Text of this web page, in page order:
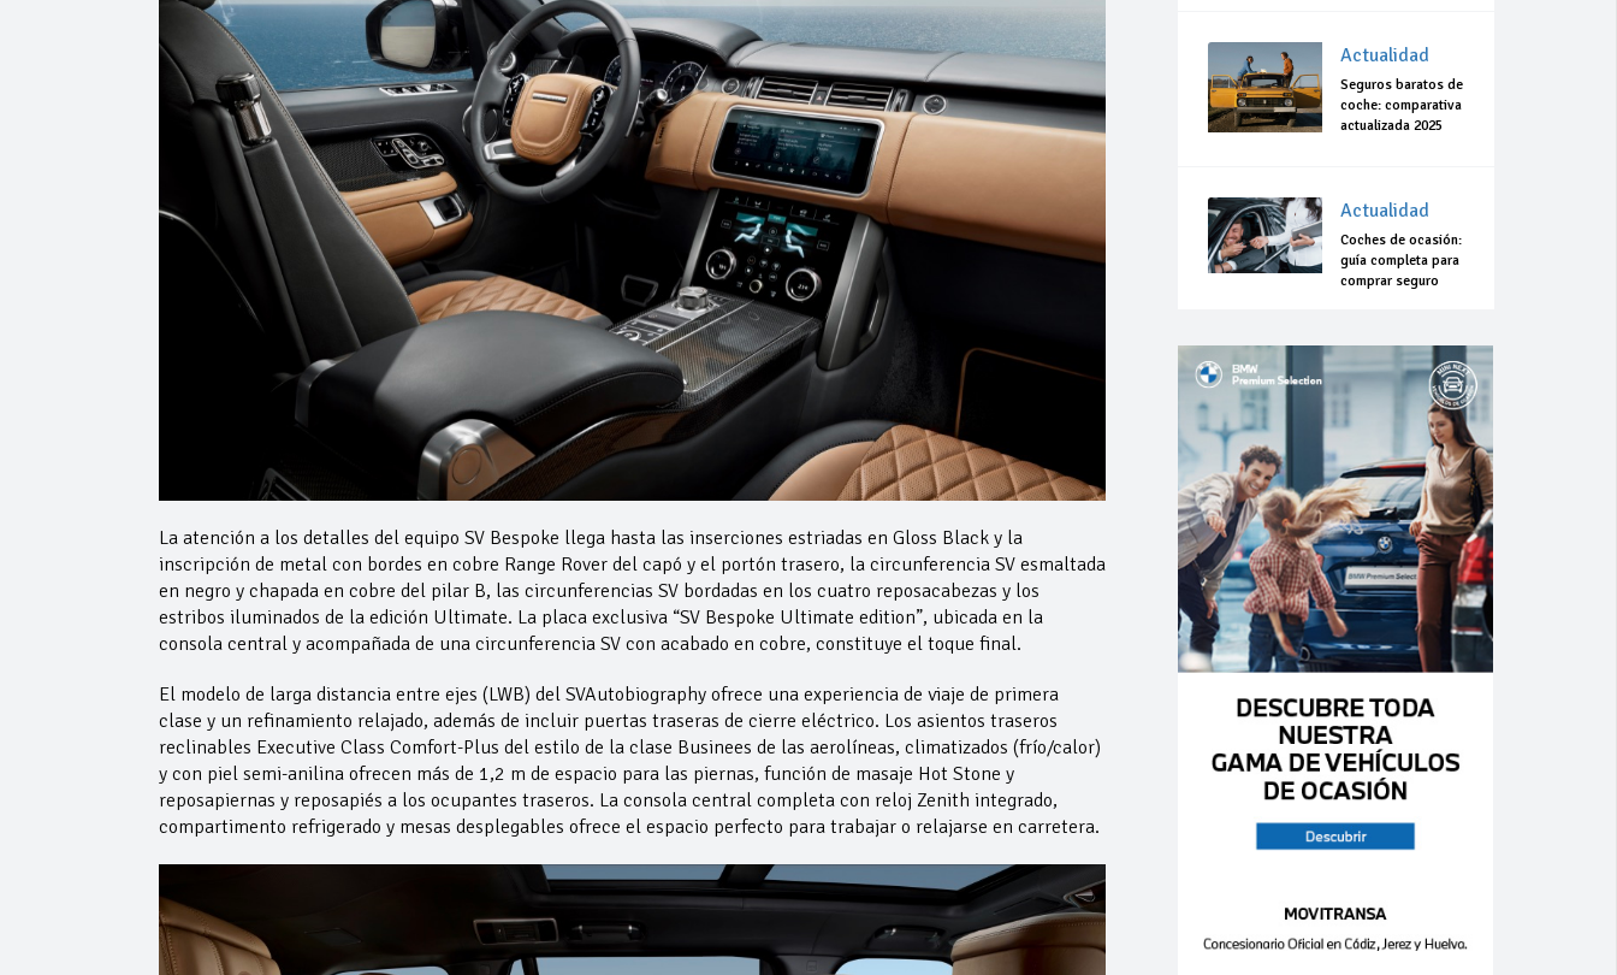
La atención a los detalles del equipo SV Bespoke llega hasta las inserciones estriadas en Gloss Black y la
inscripción de metal con bordes en cobre Range Rover del capó y el portón trasero, la circunferencia SV esmaltada
en negro y chapada en cobre del pilar B, las circunferencias SV bordadas en los cuatro reposacabezas y los
estribos iluminados de la edición Ultimate. La placa exclusiva “SV Bespoke Ultimate edition”, ubicada en la
consola central y acompañada de una circunferencia SV con acabado en cobre, constituye el toque final.
El modelo de larga distancia entre ejes (LWB) del SVAutobiography ofrece una experiencia de viaje de primera
clase y un refinamiento relajado, además de incluir puertas traseras de cierre eléctrico. Los asientos traseros
reclinables Executive Class Comfort-Plus del estilo de la clase Businees de las aerolíneas, climatizados (frío/calor)
y con piel semi-anilina ofrecen más de 1,2 m de espacio para las piernas, función de masaje Hot Stone y
reposapiernas y reposapiés a los ocupantes traseros. La consola central completa con reloj Zenith integrado,
compartimento refrigerado y mesas desplegables ofrece el espacio perfecto para trabajar o relajarse en carretera.
Actualidad
Seguros baratos de
coche: comparativa
actualizada 2025
Actualidad
Coches de ocasión:
guía completa para
comprar seguro